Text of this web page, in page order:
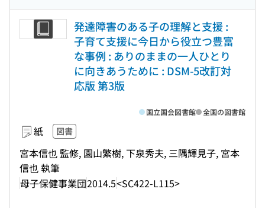
発達障害のある子の理解と支援 :
子育て支援に今日から役立つ豊富
な事例 : ありのままの一人ひとり
に向きあうために : DSM-5改訂対
応版 第3版
紙 図書
宮本信也 監修, 園山繁樹, 下泉秀夫, 三隅輝見子, 宮本
信也 執筆
母子保健事業団2014.5<SC422-L115>
国立国会図書館 全国の図書館